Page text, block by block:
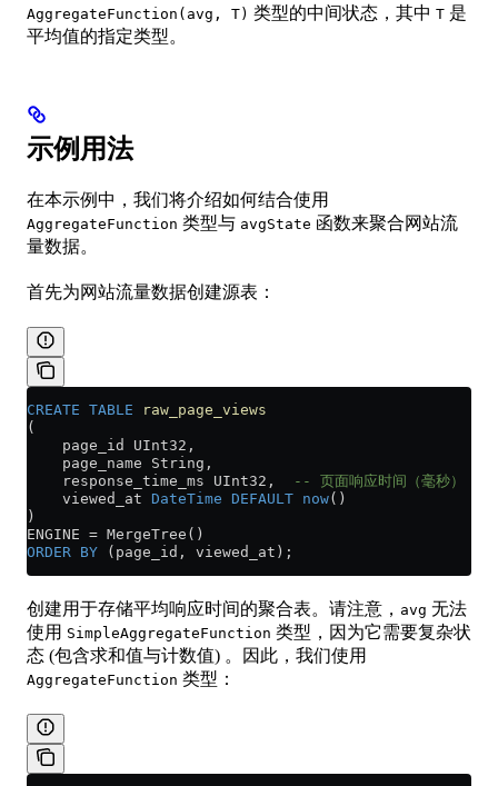
AggregateFunction(avg, T) 类型的中间状态，其中 T 是
平均值的指定类型。
示例用法
在本示例中，我们将介绍如何结合使用
AggregateFunction 类型与 avgState 函数来聚合网站流
量数据。
首先为网站流量数据创建源表：
CREATE TABLE raw_page_views
(
    page_id UInt32,
    page_name String,
    response_time_ms UInt32,
-- 页面响应时间（毫秒）
    viewed_at
DateTime DEFAULT now()
)
ENGINE = MergeTree()
ORDER BY (page_id, viewed_at);
创建用于存储平均响应时间的聚合表。请注意， avg 无法
使用 SimpleAggregateFunction 类型，因为它需要复杂状
态 (包含求和值与计数值) 。因此，我们使用
AggregateFunction 类型：